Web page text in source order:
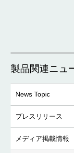
製品関連ニュ
News Topic
プレスリリース
メディア掲載情報